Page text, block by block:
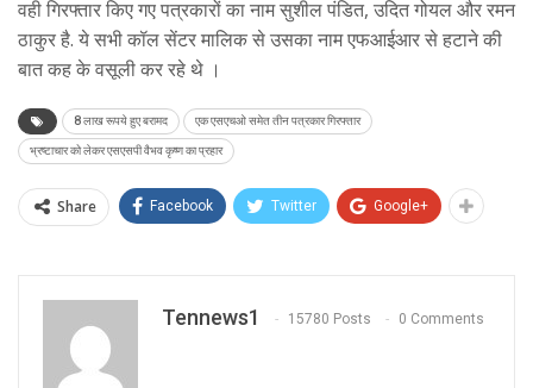
वही गिरफ्तार किए गए पत्रकारों का नाम सुशील पंडित, उदित गोयल और रमन
ठाकुर है. ये सभी कॉल सेंटर मालिक से उसका नाम एफआईआर से हटाने की
बात कह के वसूली कर रहे थे ।
8 लाख रूपये हुए बरामद एक एसएचओ समेत तीन पत्रकार गिरफ्तार
भ्रष्टाचार को लेकर एसएसपी वैभव कृष्ण का प्रहार
Share Facebook Twitter Google+
Tennews1 15780 Posts 0 Comments